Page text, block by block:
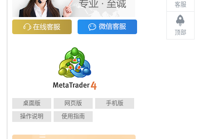
客服
顶部
桌面版 网页版
手机版
操作说明
使用指南